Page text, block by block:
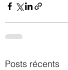
Posts récents